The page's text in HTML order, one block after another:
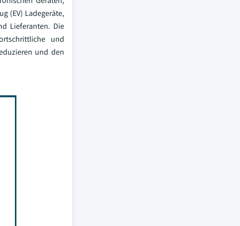
(EV) Ladegeräte,
Lieferanten. Die
und
und den